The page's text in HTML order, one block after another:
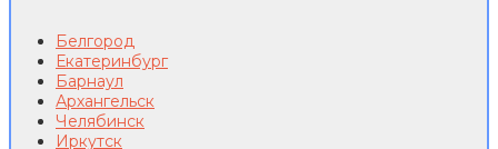
Белгород
Екатеринбург
Барнаул
Архангельск
Челябинск
Иркутск